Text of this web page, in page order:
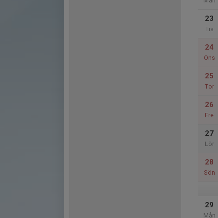
23
Tis
24
Ons
25
Tor
26
Fre
27
Lör
28
Sön
29
Mån